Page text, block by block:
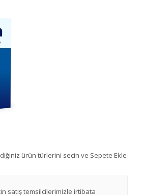
ürün türlerini seçin ve Sepete Ekle
satış temsilcilerimizle irtibata